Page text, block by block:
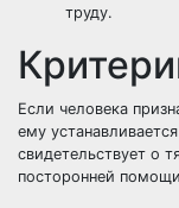
труду.
Если человека
ему
свидетельствует о
посторонней